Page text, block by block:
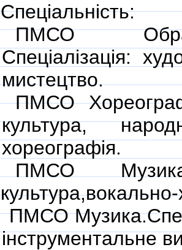
Спеціальність:
ПМСО
Спеціалізація:
мистецтво.
ПМСО
культура,
хореографія.
ПМСО
ПМСО
інструментальне